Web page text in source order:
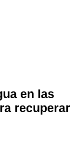
en las
recuperar